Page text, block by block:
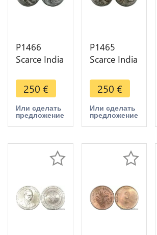
P1466
Scarce India
Burma
Myanmar
Burma 2
Animals
bird owl
250 €
Или сделать
предложение
P1465
Scarce India
Burma
Myanmar
Burma 2
Animals
bird owl
250 €
Или сделать
предложение